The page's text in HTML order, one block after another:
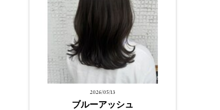
2026/05/13
ブルーアッシュ